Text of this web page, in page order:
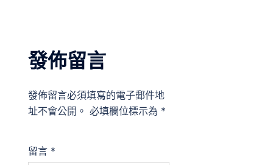
發佈留言
發佈留言必須填寫的電子郵件地
址不會公開。 必填欄位標示為 *
留言 *